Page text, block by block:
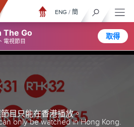
The Go
電視節目
取得
ENG / 簡
目只能在香港播放。
only be watched in Hong Kong.